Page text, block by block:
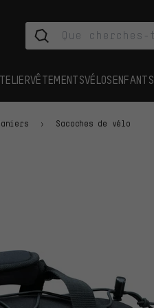
VÊTEMENTSVÉLOSENFANTS
Sacoches de vélo